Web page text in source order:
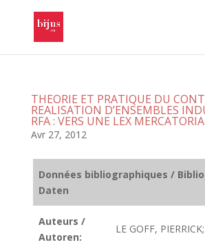
THEORIE ET PRATIQUE DU
REALISATION D’ENSEMBLES
RFA : VERS UNE LEX
Avr 27, 2012
Données bibliographiques /
Daten
Auteurs /
Autoren:
LE GOFF, PIERRICK;